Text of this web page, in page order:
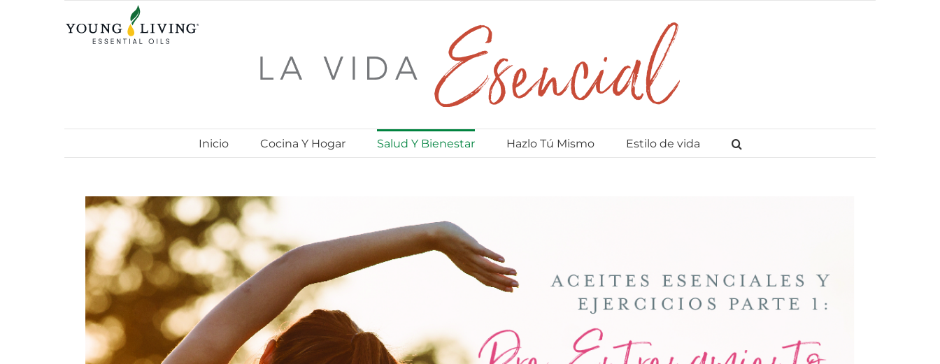
Inicio Cocina Y Hogar Salud Y Bienestar Hazlo Tú Mismo Estilo de vida
View
Larger
Image